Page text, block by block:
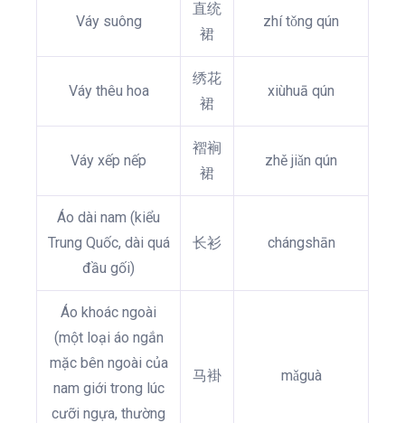
Váy suông
直统
裙
zhí tǒng qún
Váy thêu hoa
绣花
裙
xiùhuā qún
Váy xếp nếp
褶裥
裙
zhě jiǎn qún
Áo dài nam (kiểu
Trung Quốc, dài quá
đầu gối)
长衫 chángshān
Áo khoác ngoài
(một loại áo ngắn
mặc bên ngoài của
nam giới trong lúc
cưỡi ngựa, thường
马褂 mǎguà